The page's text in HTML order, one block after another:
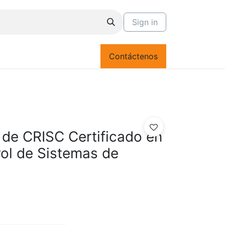
Sign in
Contáctenos
CRISC Certificado en
de Sistemas de